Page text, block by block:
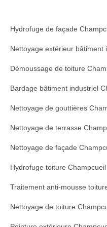
Hydrofuge de façade
Nettoyage extérieur bâtiment
Démoussage de toiture
Bardage bâtiment industriel
Nettoyage de gouttières
Nettoyage de terrasse
Nettoyage de façade
Hydrofuge toiture Champcueil
Traitement anti-mousse
Nettoyage de toiture